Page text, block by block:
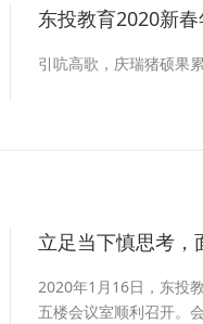
东投教育2020新
引吭高歌，庆瑞猪硕果
立足当下慎思考，
2020年1月16日，东投
五楼会议室顺利召开。